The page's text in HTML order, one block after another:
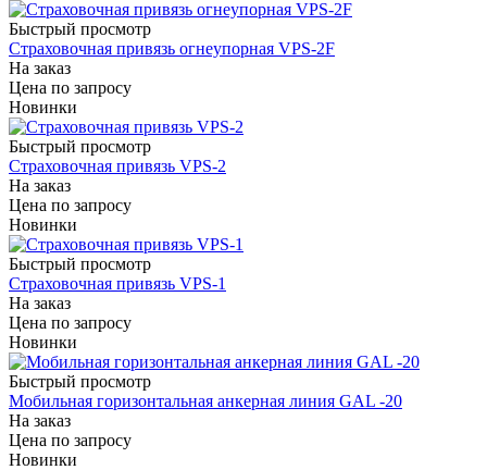
Быстрый просмотр
Страховочная привязь огнеупорная VPS-2F
На заказ
Цена по запросу
Новинки
Быстрый просмотр
Страховочная привязь VPS-2
На заказ
Цена по запросу
Новинки
Быстрый просмотр
Страховочная привязь VPS-1
На заказ
Цена по запросу
Новинки
Быстрый просмотр
Мобильная горизонтальная анкерная линия GAL -20
На заказ
Цена по запросу
Новинки